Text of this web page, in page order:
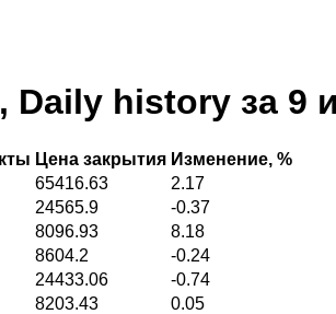
history за 9
Цена закрытия Изменение, %
65416.63
2.17
24565.9
-0.37
8096.93
8.18
8604.2
-0.24
24433.06
-0.74
8203.43
0.05